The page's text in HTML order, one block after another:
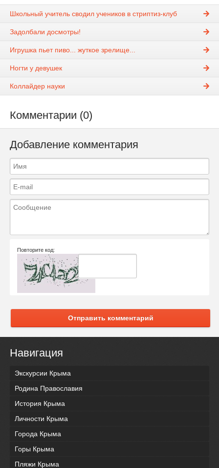
Школьный учитель сводил учеников в стриптиз-клуб
Задолбали досмотры!
Игрушка пьет пиво... жуткое зрелище...
Ногти у девушек
Коллайдер науки
Комментарии (0)
Добавление комментария
Повторите код:
Отправить комментарий
Навигация
Экскурсии Крыма
Родина Православия
История Крыма
Личности Крыма
Города Крыма
Горы Крыма
Пляжи Крыма